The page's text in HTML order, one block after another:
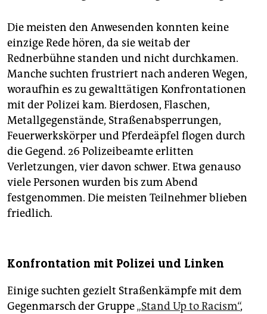
Die meisten den Anwesenden konnten keine
einzige Rede hören, da sie weitab der
Rednerbühne standen und nicht durchkamen.
Manche suchten frustriert nach anderen Wegen,
woraufhin es zu gewalttätigen Konfrontationen
mit der Polizei kam. Bierdosen, Flaschen,
Metallgegenstände, Straßenabsperrungen,
Feuerwerkskörper und Pferdeäpfel flogen durch
die Gegend. 26 Polizeibeamte erlitten
Verletzungen, vier davon schwer. Etwa genauso
viele Personen wurden bis zum Abend
festgenommen. Die meisten Teilnehmer blieben
friedlich.
Konfrontation mit Polizei und Linken
Einige suchten gezielt Straßenkämpfe mit dem
Gegenmarsch der Gruppe„Stand Up to Racism“,